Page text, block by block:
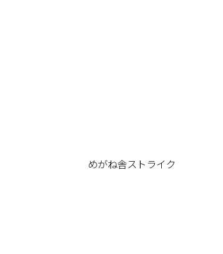
めがね舎ストライク